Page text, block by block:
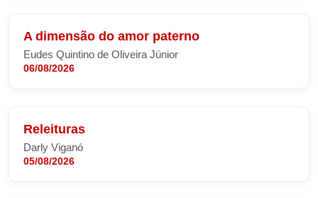
A dimensão do amor paterno
Eudes Quintino de Oliveira Júnior
06/08/2026
Releituras
Darly Viganó
05/08/2026